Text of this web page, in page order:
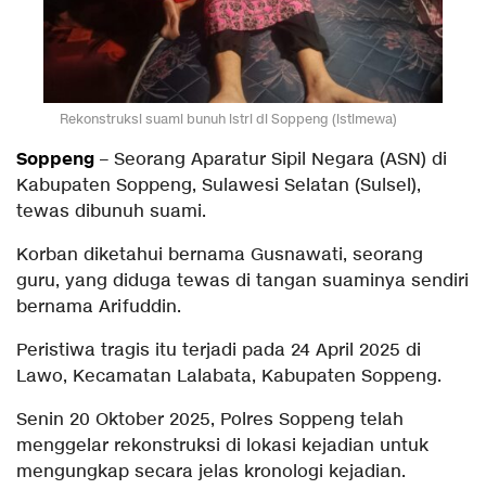
Rekonstruksi suami bunuh istri di Soppeng (istimewa)
Soppeng – Seorang Aparatur Sipil Negara (ASN) di
Kabupaten Soppeng, Sulawesi Selatan (Sulsel),
tewas dibunuh suami.
Korban diketahui bernama Gusnawati, seorang
guru, yang diduga tewas di tangan suaminya sendiri
bernama Arifuddin.
Peristiwa tragis itu terjadi pada 24 April 2025 di
Lawo, Kecamatan Lalabata, Kabupaten Soppeng.
Senin 20 Oktober 2025, Polres Soppeng telah
menggelar rekonstruksi di lokasi kejadian untuk
mengungkap secara jelas kronologi kejadian.